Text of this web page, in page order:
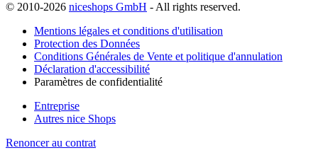
© 2010-2026 niceshops GmbH - All rights reserved.
Mentions légales et conditions d'utilisation
Protection des Données
Conditions Générales de Vente et politique d'annulation
Déclaration d'accessibilité
Paramètres de confidentialité
Entreprise
Autres nice Shops
Renoncer au contrat